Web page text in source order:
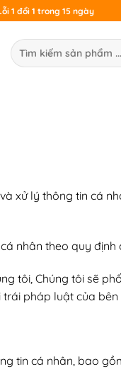
1 đổi 1 trong 15 ngày
xử lý thông tin cá
nhân theo quy
tôi, Chúng tôi sẽ
pháp luật của bên
tin cá nhân, bao